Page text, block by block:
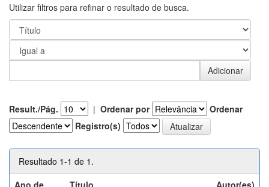
Utilizar filtros para refinar o resultado de busca.
Result./Pág. | Ordenar por
Ordenar
Registro(s)
Resultado 1-1 de 1.
Ano de
Título Autor(es)